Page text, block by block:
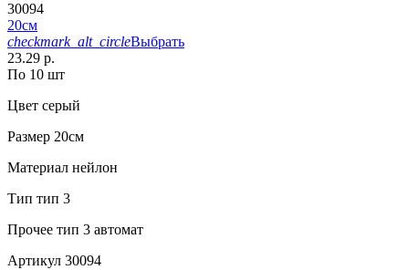
30094
20см
checkmark_alt_circleВыбрать
23.29 р.
По 10 шт
Цвет серый
Размер 20см
Материал нейлон
Тип тип 3
Прочее тип 3 автомат
Артикул 30094